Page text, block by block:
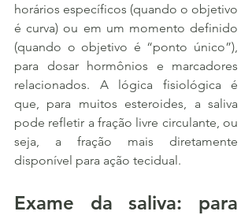
horários específicos (quando o objetivo
é curva) ou em um momento definido
(quando o objetivo é “ponto único”),
para dosar hormônios e marcadores
relacionados. A lógica fisiológica é
que, para muitos esteroides, a saliva
pode refletir a fração livre circulante, ou
seja, a fração mais diretamente
disponível para ação tecidual.
Exame da saliva: para